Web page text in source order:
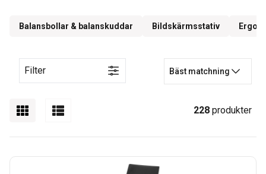
Balansbollar & balanskuddar Bildskärmsstativ
Filter Bäst matchning
228 produkter